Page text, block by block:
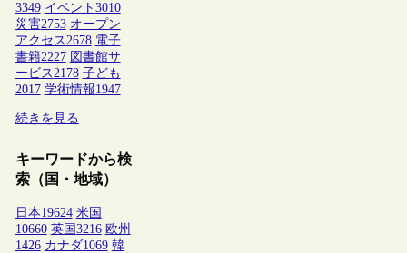
3349 イベント 3010
災害2753 オープン
アクセス2678 電子
書籍2227 図書館サ
ービス2178 子ども
2017 学術情報1947
続きを見る
キーワードから検
索（国・地域）
日本19624 米国
10660 英国3216 欧州
1426 カナダ1069 韓